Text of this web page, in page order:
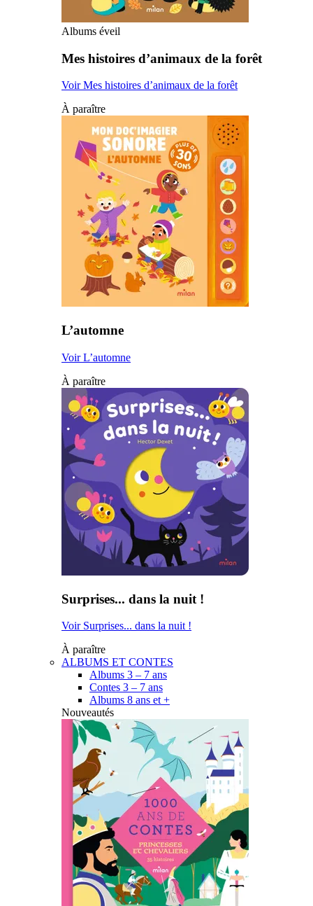
Albums éveil
Mes histoires d’animaux de la forêt
Voir Mes histoires d’animaux de la forêt
À paraître
L’automne
Voir L’automne
À paraître
Surprises... dans la nuit !
Voir Surprises... dans la nuit !
À paraître
ALBUMS ET CONTES
Albums 3 – 7 ans
Contes 3 – 7 ans
Albums 8 ans et +
Nouveautés